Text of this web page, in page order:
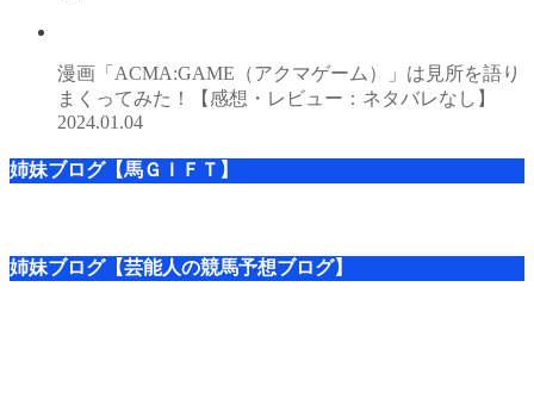
漫画「ACMA:GAME（アクマゲーム）」は見所を語り
まくってみた！【感想・レビュー：ネタバレなし】
2024.01.04
姉妹ブログ【馬ＧＩＦＴ】
姉妹ブログ【芸能人の競馬予想ブログ】